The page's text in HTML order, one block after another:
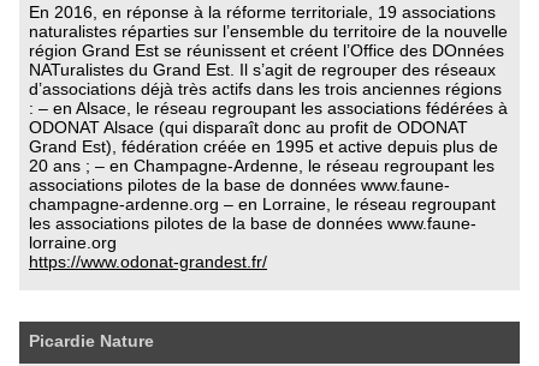
En 2016, en réponse à la réforme territoriale, 19 associations
naturalistes réparties sur l’ensemble du territoire de la nouvelle
région Grand Est se réunissent et créent l’Office des DOnnées
NATuralistes du Grand Est. Il s’agit de regrouper des réseaux
d’associations déjà très actifs dans les trois anciennes régions
: – en Alsace, le réseau regroupant les associations fédérées à
ODONAT Alsace (qui disparaît donc au profit de ODONAT
Grand Est), fédération créée en 1995 et active depuis plus de
20 ans ; – en Champagne-Ardenne, le réseau regroupant les
associations pilotes de la base de données www.faune-
champagne-ardenne.org – en Lorraine, le réseau regroupant
les associations pilotes de la base de données www.faune-
lorraine.org
https://www.odonat-grandest.fr/
Picardie Nature